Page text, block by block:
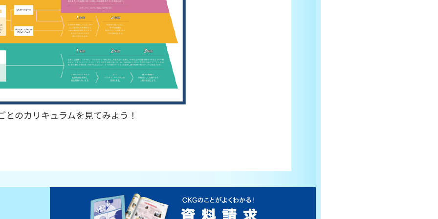
とのカリキュラムを見てみよう！